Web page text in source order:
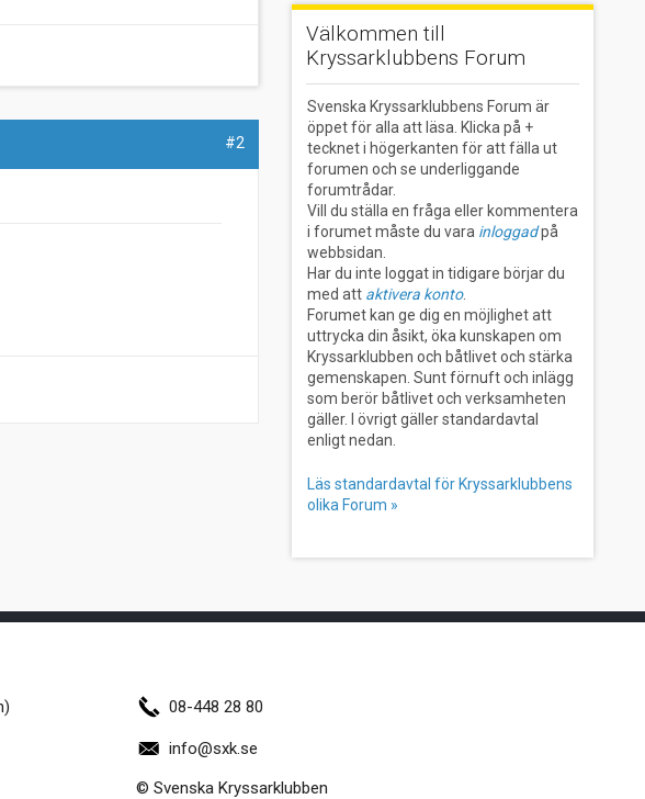
#2
Välkommen till
Kryssarklubbens Forum
Svenska Kryssarklubbens Forum är
öppet för alla att läsa. Klicka på +
tecknet i högerkanten för att fälla ut
forumen och se underliggande
forumtrådar.
Vill du ställa en fråga eller kommentera
i forumet måste du vara inloggadpå
webbsidan.
Har du inte loggat in tidigare börjar du
med att aktivera konto.
Forumet kan ge dig en möjlighet att
uttrycka din åsikt, öka kunskapen om
Kryssarklubben och båtlivet och stärka
gemenskapen. Sunt förnuft och inlägg
som berör båtlivet och verksamheten
gäller. I övrigt gäller standardavtal
enligt nedan.
Läs standardavtal för Kryssarklubbens
olika Forum »
08-448 28 80
info@sxk.se
© Svenska Kryssarklubben